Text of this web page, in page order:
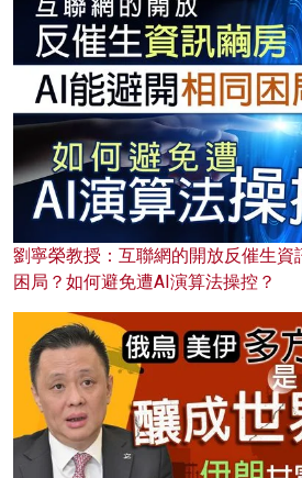
劉寧榮教授：互聯網的開放反催生資
困局？如何避免遭AI演算法操控？